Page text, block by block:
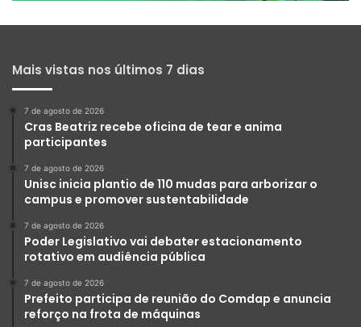
Mais vistas nos últimos 7 dias
7 de agosto de 2026
Cras Beatriz recebe oficina de tear e anima
participantes
7 de agosto de 2026
Unisc inicia plantio de 110 mudas para arborizar o
campus e promover sustentabilidade
7 de agosto de 2026
Poder Legislativo vai debater estacionamento
rotativo em audiência pública
7 de agosto de 2026
Prefeito participa de reunião do Comdap e anuncia
reforço na frota de máquinas